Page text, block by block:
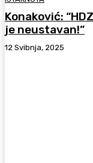
Konaković:
je neustavan!”
12 Svibnja, 2025